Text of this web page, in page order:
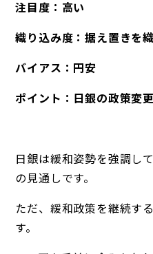
注目度：高い
織り込み度：据え置きを
バイアス：円安
ポイント：日銀の政策変
日銀は緩和姿勢を強調し
の見通しです。
ただ、緩和政策を継続す
す。